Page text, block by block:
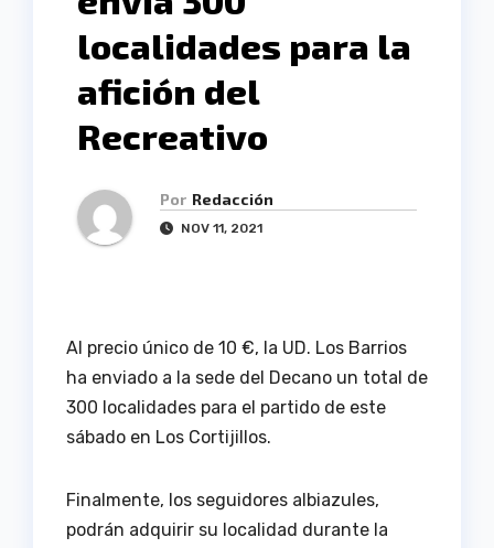
localidades para la
afición del
Recreativo
Por Redacción
NOV 11, 2021
Al precio único de 10 €, la UD. Los Barrios
ha enviado a la sede del Decano un total de
300 localidades para el partido de este
sábado en Los Cortijillos.
Finalmente, los seguidores albiazules,
podrán adquirir su localidad durante la